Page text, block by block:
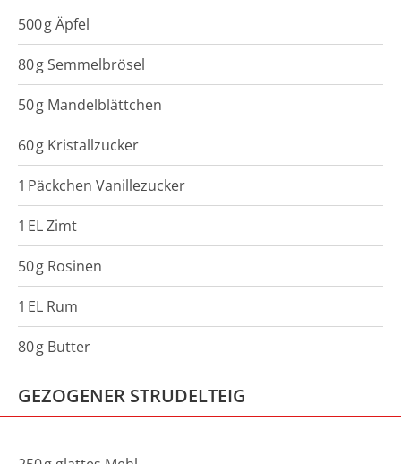
500gÄpfel
80gSemmelbrösel
50g Mandelblättchen
60g Kristallzucker
1 Päckchen Vanillezucker
1 ELZimt
50g Rosinen
1 EL Rum
80g Butter
GEZOGENER STRUDELTEIG